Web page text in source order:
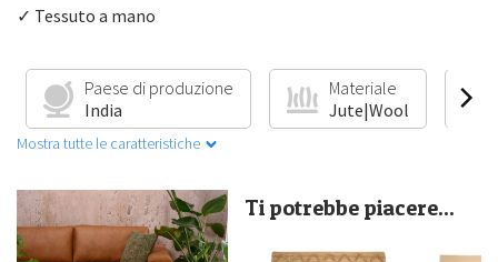
✓ Tessuto a mano
Paese di produzione
India
Materiale
Jute|Wool
Mostra tutte le caratteristiche
Ti potrebbe piacere...